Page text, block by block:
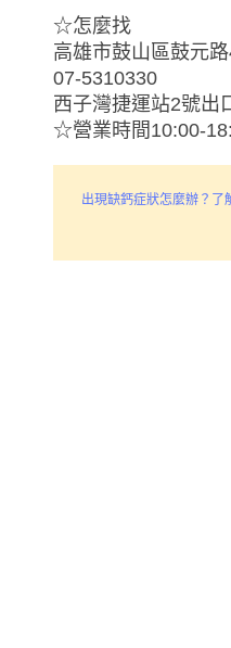
☆怎麼找
高雄市鼓山區鼓元
07-5310330
西子灣捷運站2號出
☆營業時間10:00-
出現缺鈣症狀怎麼辦？了